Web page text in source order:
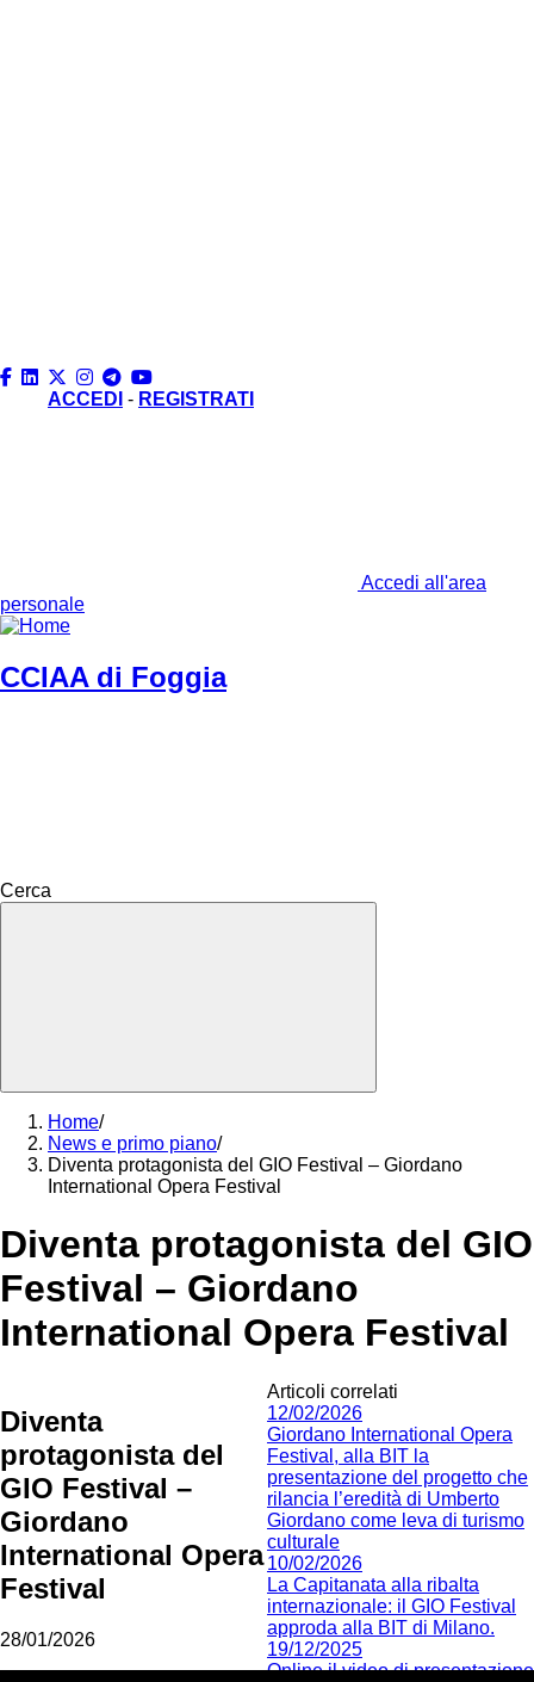
ACCEDI - REGISTRATI
Accedi all'area
personale
CCIAA di Foggia
Cerca
Home/
News e primo piano/
Diventa protagonista del GIO Festival – Giordano
International Opera Festival
Diventa protagonista del GIO
Festival – Giordano
International Opera Festival
Diventa
protagonista del
GIO Festival –
Giordano
International Opera
Festival
28/01/2026
Articoli correlati
12/02/2026
Giordano International Opera
Festival, alla BIT la
presentazione del progetto che
rilancia l’eredità di Umberto
Giordano come leva di turismo
culturale
10/02/2026
La Capitanata alla ribalta
internazionale: il GIO Festival
approda alla BIT di Milano.
19/12/2025
Online il video di presentazione